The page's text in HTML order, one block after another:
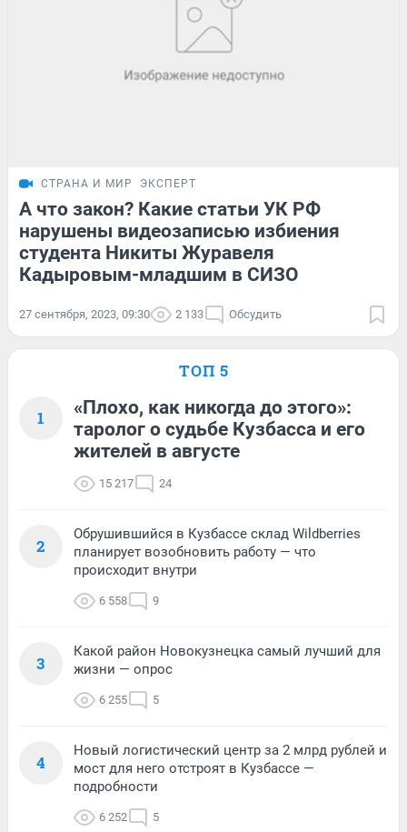
СТРАНА И МИР ЭКСПЕРТ
А что закон? Какие статьи УК РФ
нарушены видеозаписью избиения
студента Никиты Журавеля
Кадыровым-младшим в СИЗО
27 сентября, 2023, 09:30 2 133 Обсудить
ТОП 5
1
«Плохо, как никогда до этого»:
таролог о судьбе Кузбасса и его
жителей в августе
15 217 24
2
Обрушившийся в Кузбассе склад Wildberries
планирует возобновить работу — что
происходит внутри
6 558 9
3
Какой район Новокузнецка самый лучший для
жизни — опрос
6 255 5
4
Новый логистический центр за 2 млрд рублей и
мост для него отстроят в Кузбассе —
подробности
6 252 5